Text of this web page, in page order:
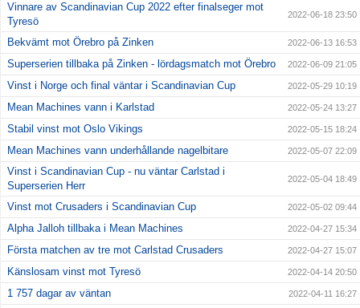
Vinnare av Scandinavian Cup 2022 efter finalseger mot
Tyresö
2022-06-18 23:50
Bekvämt mot Örebro på Zinken 2022-06-13 16:53
Superserien tillbaka på Zinken - lördagsmatch mot Örebro 2022-06-09 21:05
Vinst i Norge och final väntar i Scandinavian Cup 2022-05-29 10:19
Mean Machines vann i Karlstad 2022-05-24 13:27
Stabil vinst mot Oslo Vikings 2022-05-15 18:24
Mean Machines vann underhållande nagelbitare 2022-05-07 22:09
Vinst i Scandinavian Cup - nu väntar Carlstad i
Superserien Herr
2022-05-04 18:49
Vinst mot Crusaders i Scandinavian Cup 2022-05-02 09:44
Alpha Jalloh tillbaka i Mean Machines 2022-04-27 15:34
Första matchen av tre mot Carlstad Crusaders 2022-04-27 15:07
Känslosam vinst mot Tyresö 2022-04-14 20:50
1 757 dagar av väntan 2022-04-11 16:27